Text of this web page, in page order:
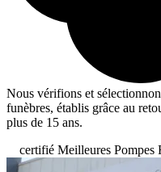
Nous vérifions et
funèbres, établis grâce au
plus de 15 ans.
certifié Meilleures Pompes